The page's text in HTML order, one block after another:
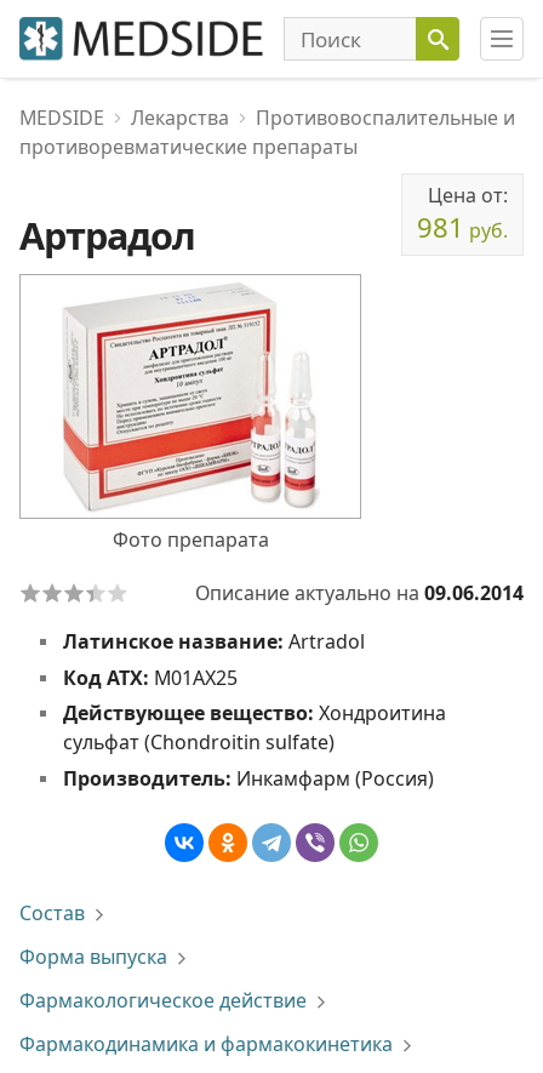
MEDSIDE Лекарства
Противовоспалительные и
противоревматические препараты
Артрадол
Цена от:
981 руб.
Фото препарата
Описание актуально на 09.06.2014
Латинское название: Artradol
Код АТХ: M01AX25
Действующее вещество: Хондроитина
сульфат (Chondroitin sulfate)
Производитель: Инкамфарм (Россия)
Состав
Форма выпуска
Фармакологическое действие
Фармакодинамика и фармакокинетика